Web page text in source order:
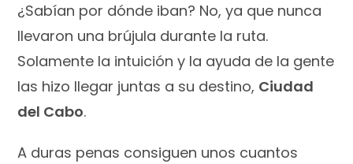
¿Sabían por dónde iban? No, ya que nunca
llevaron una brújula durante la ruta.
Solamente la intuición y la ayuda de la gente
las hizo llegar juntas a su destino, Ciudad
del Cabo.
A duras penas consiguen unos cuantos